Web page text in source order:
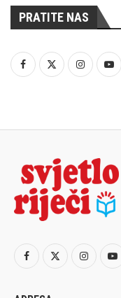
PRATITE NAS